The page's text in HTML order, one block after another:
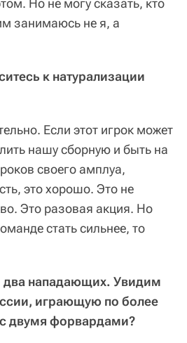
занимаюсь не я, а
к натурализации
Если этот игрок может
нашу сборную и быть на
своего амплуа,
это хорошо. Это не
Это разовая акция. Но
стать сильнее, то
два нападающих. Увидим
играющую по более
двумя форвардами?